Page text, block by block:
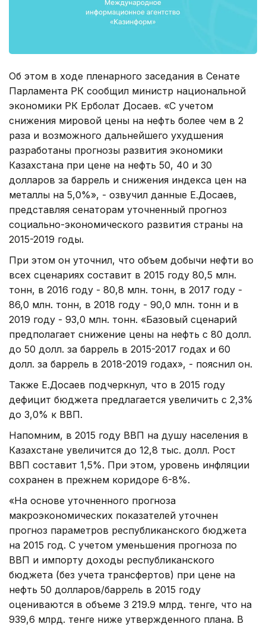
Об этом в ходе пленарного заседания в Сенате
Парламента РК сообщил министр национальной
экономики РК Ерболат Досаев. «С учетом
снижения мировой цены на нефть более чем в 2
раза и возможного дальнейшего ухудшения
разработаны прогнозы развития экономики
Казахстана при цене на нефть 50, 40 и 30
долларов за баррель и снижения индекса цен на
металлы на 5,0%», - озвучил данные Е.Досаев,
представляя сенаторам уточненный прогноз
социально-экономического развития страны на
2015-2019 годы.
При этом он уточнил, что объем добычи нефти во
всех сценариях составит в 2015 году 80,5 млн.
тонн, в 2016 году - 80,8 млн. тонн, в 2017 году -
86,0 млн. тонн, в 2018 году - 90,0 млн. тонн и в
2019 году - 93,0 млн. тонн. «Базовый сценарий
предполагает снижение цены на нефть с 80 долл.
до 50 долл. за баррель в 2015-2017 годах и 60
долл. за баррель в 2018-2019 годах», - пояснил он.
Также Е.Досаев подчеркнул, что в 2015 году
дефицит бюджета предлагается увеличить с 2,3%
до 3,0% к ВВП.
Напомним, в 2015 году ВВП на душу населения в
Казахстане увеличится до 12,8 тыс. долл. Рост
ВВП составит 1,5%. При этом, уровень инфляции
сохранен в прежнем коридоре 6-8%.
«На основе уточненного прогноза
макроэкономических показателей уточнен
прогноз параметров республиканского бюджета
на 2015 год. С учетом уменьшения прогноза по
ВВП и импорту доходы республиканского
бюджета (без учета трансфертов) при цене на
нефть 50 долларов/баррель в 2015 году
оцениваются в объеме 3 219.9 млрд. тенге, что на
939,6 млрд. тенге ниже утвержденного плана. В